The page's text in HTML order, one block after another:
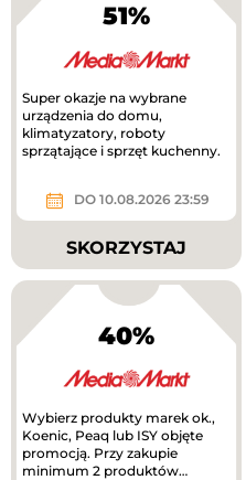
51%
Super okazje na wybrane
urządzenia do domu,
klimatyzatory, roboty
sprzątające i sprzęt kuchenny.
DO 10.08.2026 23:59
SKORZYSTAJ
40%
Wybierz produkty marek ok.,
Koenic, Peaq lub ISY objęte
promocją. Przy zakupie
minimum 2 produktów